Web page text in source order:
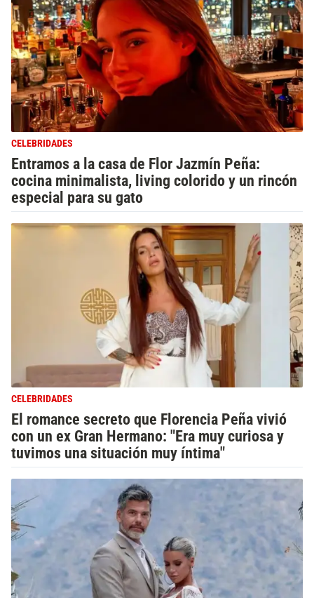
CELEBRIDADES
Entramos a la casa de Flor Jazmín Peña:
cocina minimalista, living colorido y un rincón
especial para su gato
CELEBRIDADES
El romance secreto que Florencia Peña vivió
con un ex Gran Hermano: "Era muy curiosa y
tuvimos una situación muy íntima"